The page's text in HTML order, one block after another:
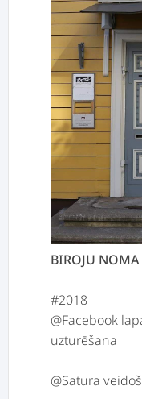
BIROJU
#2018
@Facebook
uzturēšana
@Satura